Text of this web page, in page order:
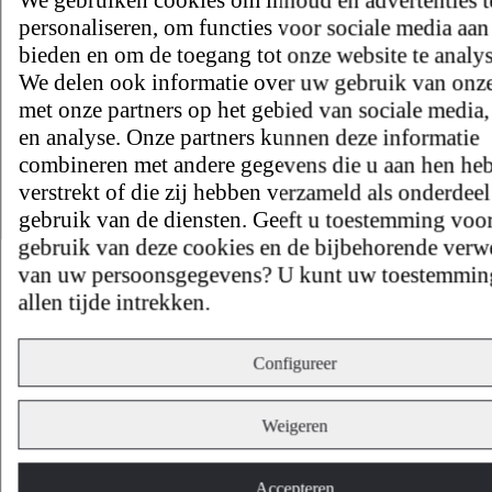
personaliseren, om functies voor sociale media
bieden en om de toegang tot onze website te
We delen ook informatie over uw gebruik van
met onze partners op het gebied van sociale
en analyse. Onze partners kunnen deze informatie
combineren met andere gegevens die u aan hen
verstrekt of die zij hebben verzameld als
gebruik van de diensten. Geeft u toestemming
gebruik van deze cookies en de bijbehorende
van uw persoonsgegevens? U kunt uw
allen tijde intrekken.
Configureer
Weigeren